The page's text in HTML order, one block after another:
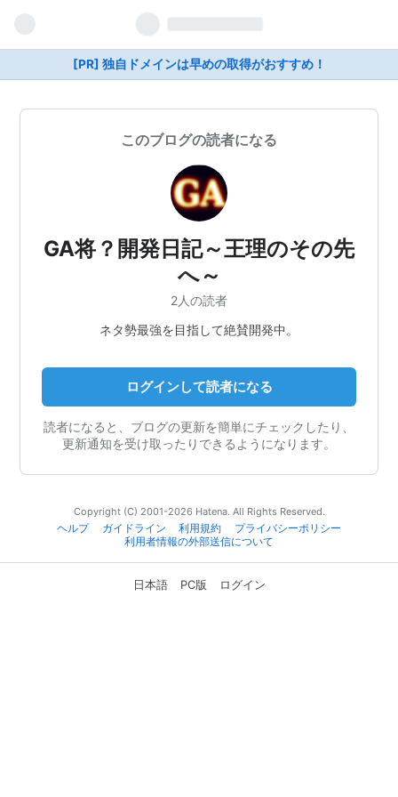
[PR] 独自ドメインは早めの取得がおすすめ！
このブログの読者になる
GA将？開発日記～王理のその先
へ～
2人の読者
ネタ勢最強を目指して絶賛開発中。
ログインして読者になる
読者になると、ブログの更新を簡単にチェックしたり、
更新通知を受け取ったりできるようになります。
Copyright (C) 2001-2026 Hatena. All Rights Reserved.
ヘルプ
ガイドライン 利用規約
プライバシーポリシー
利用者情報の外部送信について
日本語 PC版 ログイン